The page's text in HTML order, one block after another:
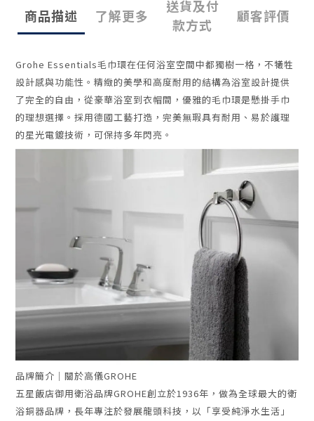
商品描述 了解更多
送貨及付
款方式
顧客評價
Grohe Essentials毛巾環在任何浴室空間中都獨樹一格，不犧牲
設計感與功能性。精緻的美學和高度耐用的結構為浴室設計提供
了完全的自由， 從豪華浴室到衣帽間，優雅的毛巾環是懸掛手巾
的理想選擇。採用德國工藝打造，完美無瑕具有耐用、易於護理
的星光電鍍技術 ，可保持多年閃亮。
品牌簡介｜關於高儀GROHE
五星飯店御用衛浴品牌GROHE創立於1936年，做為全球最大的衛
浴銅器品牌，長年專注於發展龍頭科技，以「享受純淨水生活」